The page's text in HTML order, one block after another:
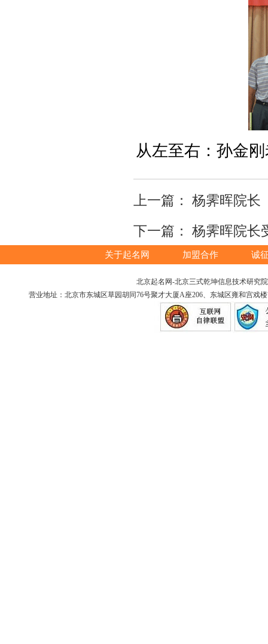
从左至右：孙金
上一篇： 杨霁晖院长
下一篇： 杨霁晖院长
关于起名网 加盟合作 诚
北京起名网-北京三式乾坤信息技术研究
营业地址：北京市东城区草园胡同76号聚才大厦A座206、东城区雍和宫戏